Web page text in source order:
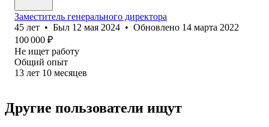
Заместитель генерального директора
45 лет • Был 12 мая 2024 • Обновлено 14 марта 2022
100 000 ₽
Не ищет работу
Общий опыт
13 лет 10 месяцев
Другие пользователи ищут